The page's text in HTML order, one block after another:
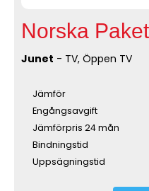
Norska
Junet - TV, Öppen TV
Jämför
Engångsavgift
Jämförpris 24 mån
Bindningstid
Uppsägningstid